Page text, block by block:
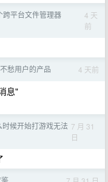
跨平台文件管理器
4 天
前
愁用户的产品 4 天前
息"
时候开始打游戏无法 7 月 31
日